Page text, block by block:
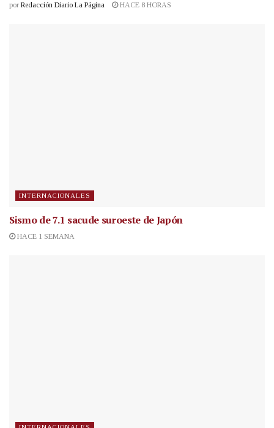
por Redacción Diario La Página HACE 8 HORAS
INTERNACIONALES
Sismo de 7.1 sacude suroeste de Japón
HACE 1 SEMANA